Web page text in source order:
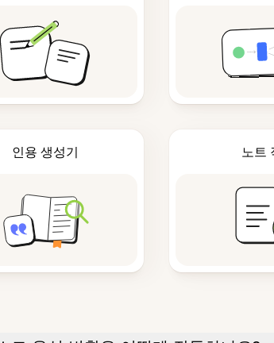
인용 생성기 노트